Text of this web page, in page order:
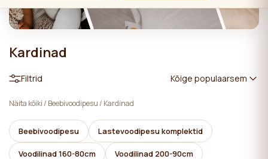
Kardinad
Filtrid Kõige populaarsem
Näita kõiki/ Beebivoodipesu/ Kardinad
Beebivoodipesu Lastevoodipesu komplektid
Voodilinad 160-80cm Voodilinad 200-90cm
Võite nõustuda kõigi küpsiste kasutamisega, klõpsates
nupule "Nõustu kõigiga" või lükata need tagasi,
klõpsab nupule "Keela kõik", salvestatakse veebisaidil
kasutamiseks ei ole vaja kasutaja nõusolekut.